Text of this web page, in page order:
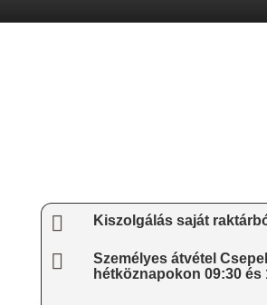
 Kiszolgálás saját

Személyes átvétel
hétköznapokon 09:30 és